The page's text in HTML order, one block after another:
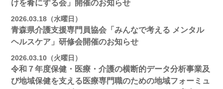
けを肴にする会」開催のお知らせ
2026.03.18（水曜日）
青森県介護支援専門員協会「みんなで考える メンタル
ヘルスケア」研修会開催のお知らせ
2026.03.10（火曜日）
令和７年度保健・医療・介護の横断的データ分析事業及
び地域保健を支える医療専門職のための地域フォーミュ